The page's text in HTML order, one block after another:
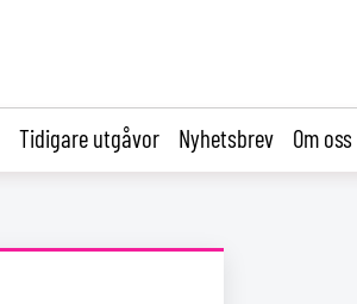
Tidigare utgåvor Nyhetsbrev Om oss